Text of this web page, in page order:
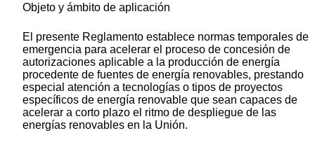
Objeto y ámbito de aplicación
El presente Reglamento establece normas temporales de
emergencia para acelerar el proceso de concesión de
autorizaciones aplicable a la producción de energía
procedente de fuentes de energía renovables, prestando
especial atención a tecnologías o tipos de proyectos
específicos de energía renovable que sean capaces de
acelerar a corto plazo el ritmo de despliegue de las
energías renovables en la Unión.